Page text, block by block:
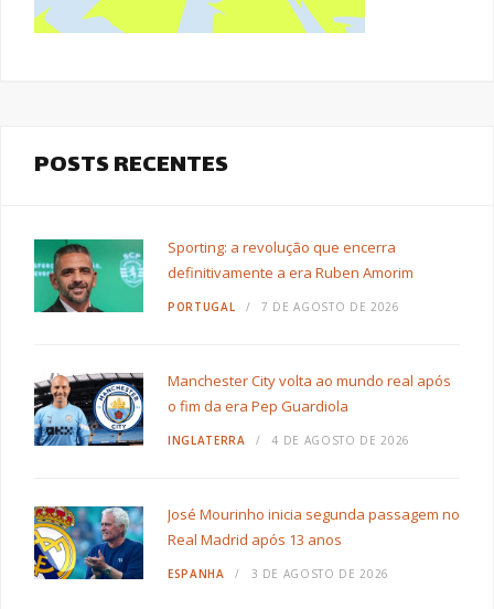
POSTS RECENTES
Sporting: a revolução que encerra
definitivamente a era Ruben Amorim
PORTUGAL 7 DE AGOSTO DE 2026
Manchester City volta ao mundo real após
o fim da era Pep Guardiola
INGLATERRA 4 DE AGOSTO DE 2026
José Mourinho inicia segunda passagem no
Real Madrid após 13 anos
ESPANHA 3 DE AGOSTO DE 2026